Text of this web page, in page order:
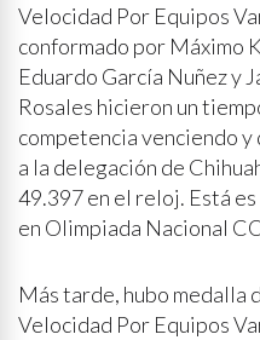
Velocidad Por Equipos
conformado por Máximo
Eduardo García Nuñez y
Rosales hicieron un
competencia venciendo
a la delegación de
49.397 en el reloj. Está
en Olimpiada Nacional
Más tarde, hubo medalla
Velocidad Por Equipos